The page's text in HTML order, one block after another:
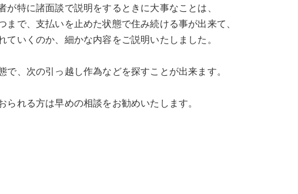
特に諸面談で説明をするときに大事なことは、
で、支払いを止めた状態で住み続ける事が出来て、
いくのか、細かな内容をご説明いたしました。
、次の引っ越し作為などを探すことが出来ます。
れる方は早めの相談をお勧めいたします。